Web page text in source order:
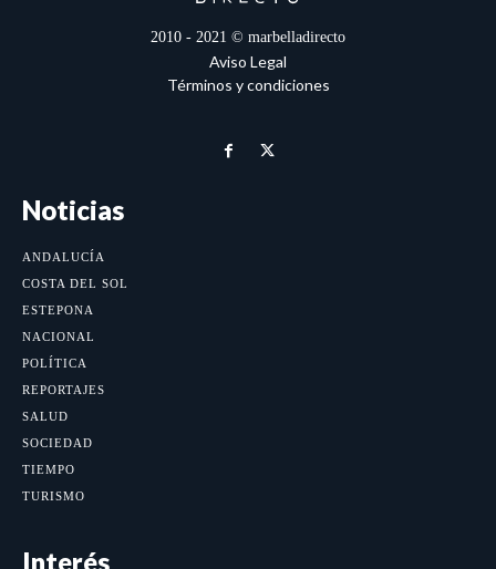
2010 - 2021 © marbelladirecto
Aviso Legal
Términos y condiciones
Noticias
ANDALUCÍA
COSTA DEL SOL
ESTEPONA
NACIONAL
POLÍTICA
REPORTAJES
SALUD
SOCIEDAD
TIEMPO
TURISMO
Interés